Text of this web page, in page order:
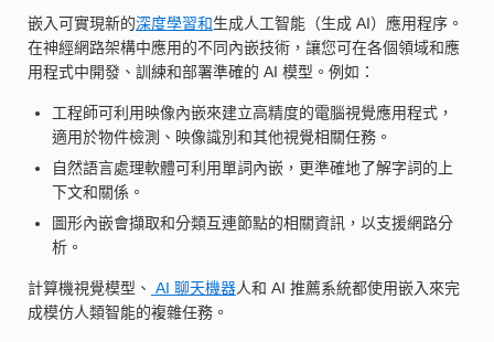
嵌入可實現新的深度學習和生成人工智能（生成 AI）應用程序。
在神經網路架構中應用的不同內嵌技術，讓您可在各個領域和應
用程式中開發、訓練和部署準確的 AI 模型。例如：
工程師可利用映像內嵌來建立高精度的電腦視覺應用程式，
適用於物件檢測、映像識別和其他視覺相關任務。
自然語言處理軟體可利用單詞內嵌，更準確地了解字詞的上
下文和關係。
圖形內嵌會擷取和分類互連節點的相關資訊，以支援網路分
析。
計算機視覺模型、 AI 聊天機器人和 AI 推薦系統都使用嵌入來完
成模仿人類智能的複雜任務。